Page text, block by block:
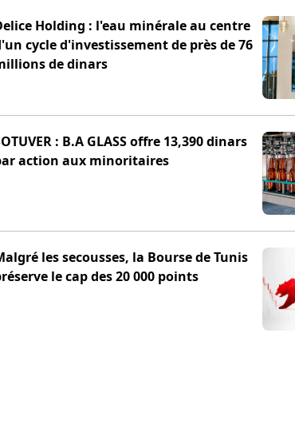
Holding : l'eau minérale au centre
cycle d'investissement de près de 76
de dinars
: B.A GLASS offre 13,390 dinars
action aux minoritaires
les secousses, la Bourse de Tunis
le cap des 20 000 points